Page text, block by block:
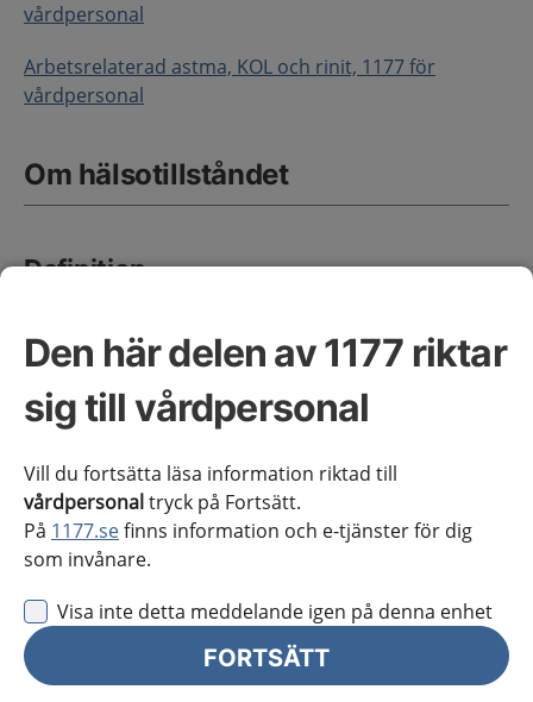
Den här delen av 1177 riktar
sig till vårdpersonal
Vill du fortsätta läsa information riktad till
vårdpersonaltryck på Fortsätt.
På 1177.sefinns information och e-tjänster för dig
som invånare.
Visa inte detta meddelande igen på denna enhet
FORTSÄTT
vårdpersonal
Arbetsrelaterad astma, KOL och rinit, 1177 för
vårdpersonal
Om hälsotillståndet
Definition
försämring inom två veckor med ökade
luftvägssymtom, såsom dyspné, hosta och ökad
slemproduktion. Symtomen ska vara värre än den
normala variationen från dag till dag och kräver
Vissa patienter drabbas aldrig av exacerbationer,
medan andra drabbas ofta. Om det inträffar två eller
fler exacerbationer per år talar man om frekventa
Vanligaste orsaken till försämring av KOL är akut
exacerbation.